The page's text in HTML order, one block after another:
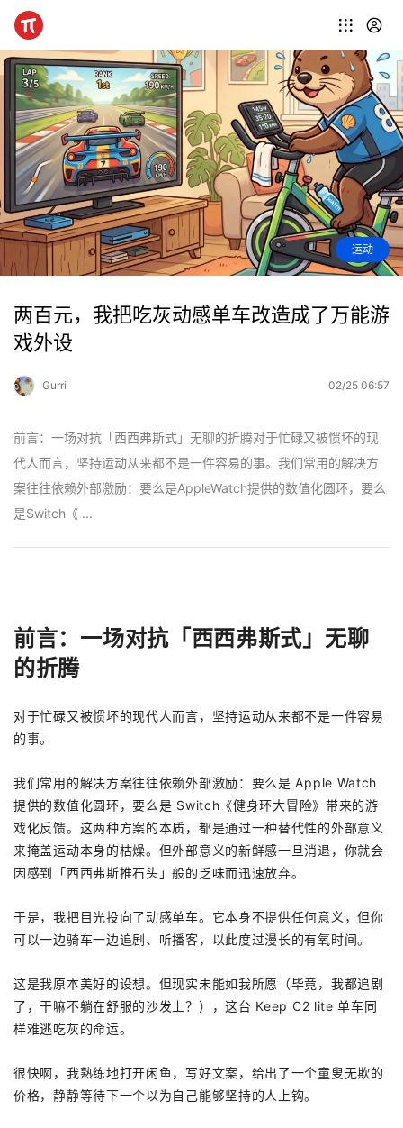
运动
两百元，我把吃灰动感单车改造成了万能游
戏外设
Gurri 02/25 06:57
前言：一场对抗「西西弗斯式」无聊的折腾对于忙碌又被惯坏的现
代人而言，坚持运动从来都不是一件容易的事。我们常用的解决方
案往往依赖外部激励：要么是AppleWatch提供的数值化圆环，要么
是Switch《 ...
前言：一场对抗「西西弗斯式」无聊
的折腾
对于忙碌又被惯坏的现代人而言，坚持运动从来都不是一件容易
的事。
我们常用的解决方案往往依赖外部激励：要么是 Apple Watch
提供的数值化圆环，要么是 Switch《健身环大冒险》带来的游
戏化反馈。这两种方案的本质，都是通过一种替代性的外部意义
来掩盖运动本身的枯燥。但外部意义的新鲜感一旦消退，你就会
因感到「西西弗斯推石头」般的乏味而迅速放弃。
于是，我把目光投向了动感单车。它本身不提供任何意义，但你
可以一边骑车一边追剧、听播客，以此度过漫长的有氧时间。
这是我原本美好的设想。但现实未能如我所愿（毕竟，我都追剧
了，干嘛不躺在舒服的沙发上？），这台 Keep C2 lite 单车同
样难逃吃灰的命运。
很快啊，我熟练地打开闲鱼，写好文案，给出了一个童叟无欺的
价格，静静等待下一个以为自己能够坚持的人上钩。